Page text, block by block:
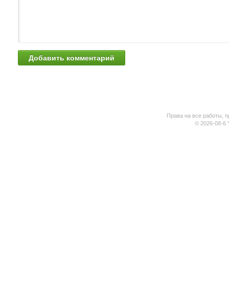
Права на все работы,
© 2026-08-6